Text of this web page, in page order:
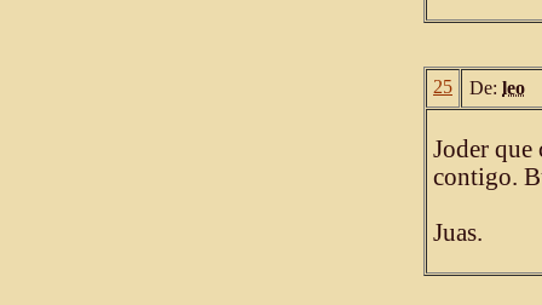
25 De: leo
Joder que
contigo.
Juas.